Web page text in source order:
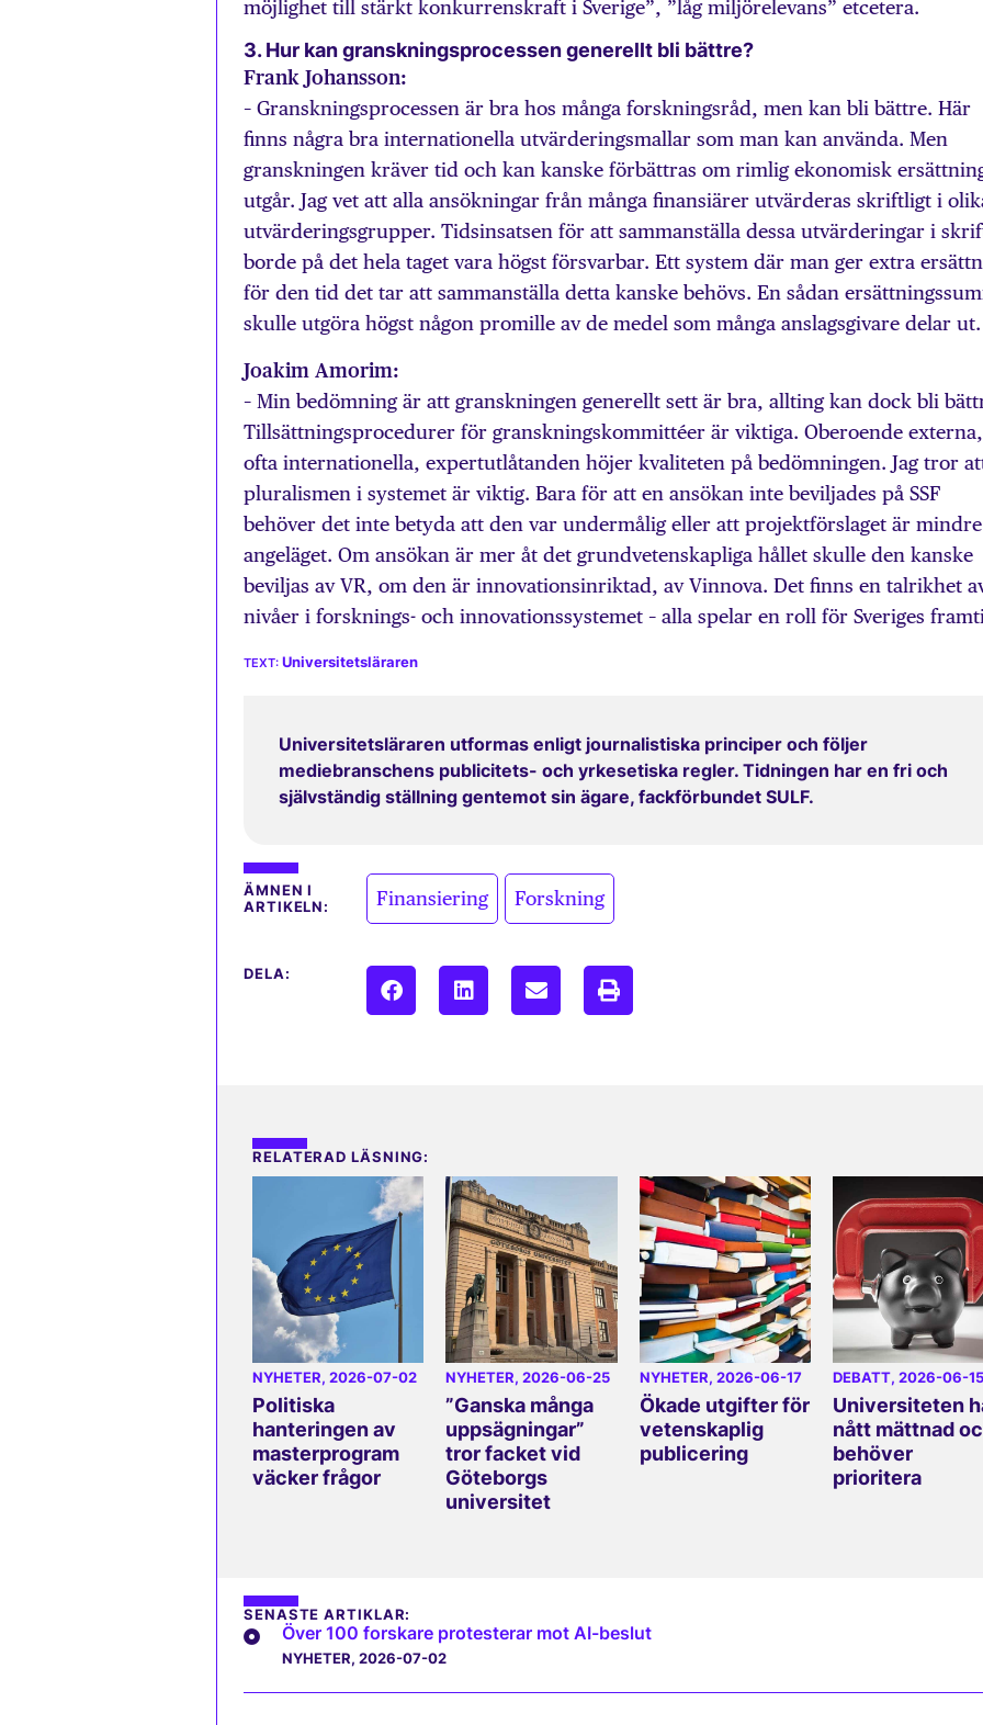
möjlighet till stärkt konkurrenskraft i Sverige”, ”låg miljörelevans” etcetera.
3. Hur kan granskningsprocessen generellt bli bättre?
Frank Johansson:
– Granskningsprocessen är bra hos många forskningsråd, men kan bli bättre. Här
finns några bra internationella utvärderingsmallar som man kan använda. Men
granskningen kräver tid och kan kanske förbättras om rimlig ekonomisk
utgår. Jag vet att alla ansökningar från många finansiärer utvärderas skriftligt i
utvärderingsgrupper. Tidsinsatsen för att sammanställa dessa utvärderingar i
borde på det hela taget vara högst försvarbar. Ett system där man ger extra
för den tid det tar att sammanställa detta kanske behövs. En sådan
skulle utgöra högst någon promille av de medel som många anslagsgivare delar ut.
Joakim Amorim:
– Min bedömning är att granskningen generellt sett är bra, allting kan dock bli
Tillsättningsprocedurer för granskningskommittéer är viktiga. Oberoende externa,
ofta internationella, expertutlåtanden höjer kvaliteten på bedömningen. Jag tror
pluralismen i systemet är viktig. Bara för att en ansökan inte beviljades på SSF
behöver det inte betyda att den var undermålig eller att projektförslaget är mindre
angeläget. Om ansökan är mer åt det grundvetenskapliga hållet skulle den kanske
beviljas av VR, om den är innovationsinriktad, av Vinnova. Det finns en talrikhet
nivåer i forsknings- och innovationssystemet – alla spelar en roll för Sveriges
Universitetsläraren
Universitetsläraren utformas enligt journalistiska principer och följer
mediebranschens publicitets- och yrkesetiska regler. Tidningen har en fri och
självständig ställning gentemot sin ägare, fackförbundet SULF.
ÄMNEN I
ARTIKELN:
Finansiering Forskning
DELA:
RELATERAD LÄSNING:
NYHETER, 2026-07-02
Politiska
hanteringen av
masterprogram
väcker frågor
NYHETER, 2026-06-25
”Ganska många
uppsägningar”
tror facket vid
Göteborgs
universitet
NYHETER, 2026-06-17
Ökade utgifter för
vetenskaplig
publicering
DEBATT, 2026-06-15
Universiteten
nått mättnad
behöver
prioritera
SENASTE ARTIKLAR:
Över 100 forskare protesterar mot AI-beslut
NYHETER, 2026-07-02